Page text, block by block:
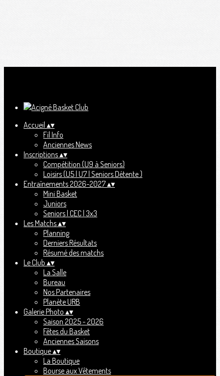
Accueil ▴▾
Fil Info
Anciennes News
Inscriptions▴▾
Compétition (U9 à Seniors)
Loisirs (U5 | U7 | Seniors Détente )
Entraînements 2026-2027▴▾
Mini Basket
Juniors
Seniors | CEC | 3x3
Les Matchs▴▾
Planning
Derniers Résultats
Résumé des matchs
Le Club ▴▾
La Salle
Bureau
Nos Partenaires
Planète URB
Galerie Photo ▴▾
Saison 2025 - 2026
Fêtes du Basket
Anciennes Saisons
Boutique▴▾
La Boutique
Bourse aux Vêtements